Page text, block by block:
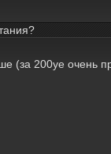
(за 200уе очень